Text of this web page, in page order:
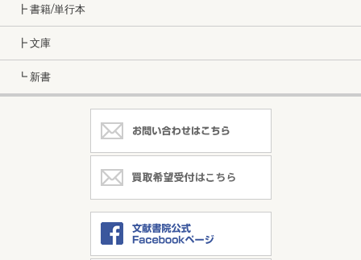
┣ 書籍/単行本
┣ 文庫
┗ 新書